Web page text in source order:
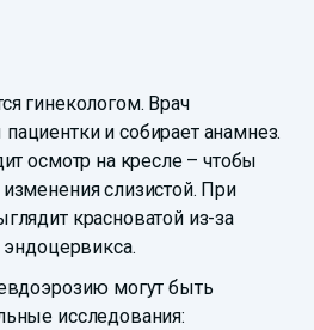
гинекологом. Врач
и собирает анамнез.
осмотр на кресле – чтобы
слизистой. При
красноватой из-за
эндоцервикса.
могут быть
исследования: